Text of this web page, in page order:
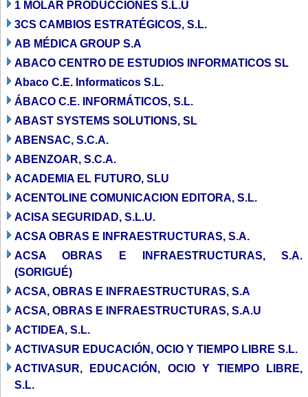
1 MOLAR PRODUCCIONES S.L.U
3CS CAMBIOS ESTRATÉGICOS, S.L.
AB MÉDICA GROUP S.A
ABACO CENTRO DE ESTUDIOS INFORMATICOS SL
Abaco C.E. Informaticos S.L.
ÁBACO C.E. INFORMÁTICOS, S.L.
ABAST SYSTEMS SOLUTIONS, SL
ABENSAC, S.C.A.
ABENZOAR, S.C.A.
ACADEMIA EL FUTURO, SLU
ACENTOLINE COMUNICACION EDITORA, S.L.
ACISA SEGURIDAD, S.L.U.
ACSA OBRAS E INFRAESTRUCTURAS, S.A.
ACSA OBRAS E INFRAESTRUCTURAS, S.A.
(SORIGUÉ)
ACSA, OBRAS E INFRAESTRUCTURAS, S.A
ACSA, OBRAS E INFRAESTRUCTURAS, S.A.U
ACTIDEA, S.L.
ACTIVASUR EDUCACIÓN, OCIO Y TIEMPO LIBRE S.L.
ACTIVASUR, EDUCACIÓN, OCIO Y TIEMPO LIBRE,
S.L.